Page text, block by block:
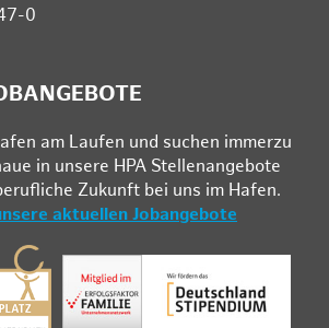
0
am Lau­fen und su­chen im­mer­zu
in un­se­re HPA Stel­len­an­ge­bo­te
Zu­kunft bei uns im Ha­fen.
aktuellen Jobangebote